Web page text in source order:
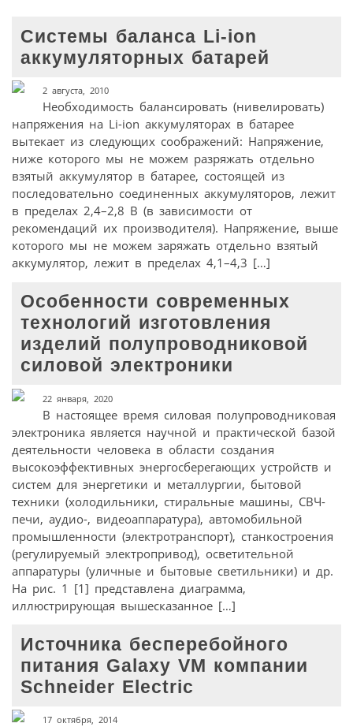
Системы баланса Li-ion
аккумуляторных батарей
2 августа, 2010
Необходимость балансировать (нивелировать)
напряжения на Li-ion аккумуляторах в батарее
вытекает из следующих соображений: Напряжение,
ниже которого мы не можем разряжать отдельно
взятый аккумулятор в батарее, состоящей из
последовательно соединенных аккумуляторов, лежит
в пределах 2,4–2,8 В (в зависимости от
рекомендаций их производителя). Напряжение, выше
которого мы не можем заряжать отдельно взятый
аккумулятор, лежит в пределах 4,1–4,3 […]
Особенности современных
технологий изготовления
изделий полупроводниковой
силовой электроники
22 января, 2020
В настоящее время силовая полупроводниковая
электроника является научной и практической базой
деятельности человека в области создания
высокоэффективных энергосберегающих устройств и
систем для энергетики и металлургии, бытовой
техники (холодильники, стиральные машины, СВЧ-
печи, аудио-, видеоаппаратура), автомобильной
промышленности (электротранспорт), станкостроения
(регулируемый электропривод), осветительной
аппаратуры (уличные и бытовые светильники) и др.
На рис. 1 [1] представлена диаграмма,
иллюстрирующая вышесказанное […]
Источника бесперебойного
питания Galaxy VM компании
Schneider Electric
17 октября, 2014